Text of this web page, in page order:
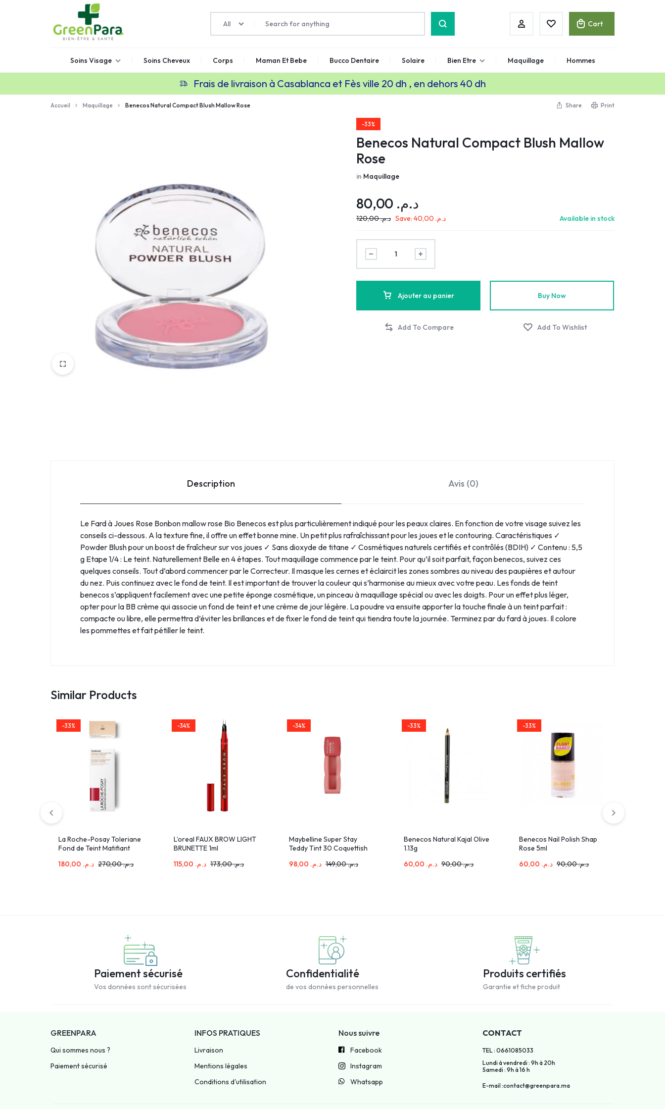
GREENPARA
Parapharmacie
Maroc
All Cart
Soins Visage Soins Cheveux Corps Maman Et Bebe Bucco Dentaire Solaire Bien Etre Maquillage Hommes
Frais de livraison à Casablanca et Fès ville 20 dh , en dehors 40 dh
Accueil Maquillage Benecos Natural Compact Blush Mallow Rose Share Print
-33%
Benecos Natural Compact Blush Mallow
Rose
in Maquillage
د.م.
د.م.120,00 Save: د.م.40,00 Available in stock
Ajouter au panier Buy Now
Description Avis (0)
Le Fard à Joues Rose Bonbon mallow rose Bio Benecos est plus particulièrement indiqué pour les peaux claires. En fonction de votre visage suivez les
conseils ci-dessous. A la texture fine, il offre un effet bonne mine. Un petit plus rafraîchissant pour les joues et le contouring. Caractéristiques ✓
Powder Blush pour un boost de fraîcheur sur vos joues ✓ Sans dioxyde de titane ✓ Cosmétiques naturels certifiés et contrôlés (BDIH) ✓ Contenu : 5,5
g Etape 1/4 : Le teint. Naturellement Belle en 4 étapes. Tout maquillage commence par le teint. Pour qu’il soit parfait, façon benecos, suivez ces
quelques conseils. Tout d’abord commencer par le Correcteur. Il masque les cernes et éclaircit les zones sombres au niveau des paupières et autour
du nez. Puis continuez avec le fond de teint. Il est important de trouver la couleur qui s’harmonise au mieux avec votre peau. Les fonds de teint
benecos s’appliquent facilement avec une petite éponge cosmétique, un pinceau à maquillage spécial ou avec les doigts. Pour un effet plus léger,
opter pour la BB crème qui associe un fond de teint et une crème de jour légère. La poudre va ensuite apporter la touche finale à un teint parfait :
compacte ou libre, elle permettra d’éviter les brillances et de fixer le fond de teint qui tiendra toute la journée. Terminez par du fard à joues. Il colore
les pommettes et fait pétiller le teint.
Similar Products
-33%
La Roche-Posay Toleriane
Fond de Teint Matifiant
| 30ml
د.م. د.م.270,00
-34%
L’oreal FAUX BROW LIGHT
BRUNETTE 1ml
د.م.
د.م.173,00
-34%
Maybelline Super Stay
Teddy Tint 30 Coquettish
د.م. د.م.149,00
-33%
Benecos Natural Kajal Olive
1.13g
د.م.
د.م.90,00
-33%
Benecos Nail Polish Shap
Rose 5ml
د.م.
د.م.90,00
Paiement sécurisé
Vos données sont sécurisées
Confidentialité
de vos données personnelles
Produits certifiés
Garantie et fiche produit
GREENPARA
Qui sommes nous ?
Paiement sécurisé
INFOS PRATIQUES
Livraison
Mentions légales
Conditions d'utilisation
Nous suivre
Facebook
Instagram
Whatsapp
CONTACT
TEL : 0661085033
Lundi à vendredi : 9h à 20h
Samedi : 9h à 16 h
E-mail :contact@greenpara.ma